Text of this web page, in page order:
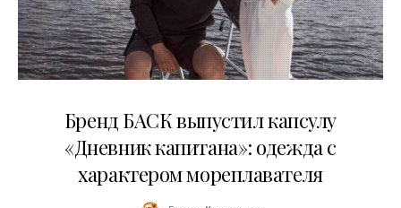
Бренд БАСК выпустил капсулу
«Дневник капитана»: одежда с
характером мореплавателя